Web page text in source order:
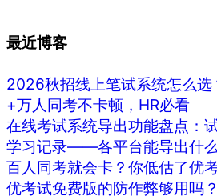
最近博客
2026秋招线上笔试系统怎么选
+万人同考不卡顿，HR必看
在线考试系统导出功能盘点：
学习记录——各平台能导出什
百人同考就会卡？你低估了优
优考试免费版的防作弊够用吗